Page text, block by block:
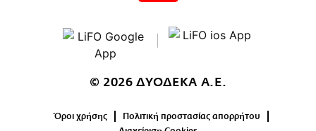
© 2026 ΔΥΟΔΕΚΑ Α.Ε.
Όροι χρήσης
Πολιτική προστασίας απορρήτου